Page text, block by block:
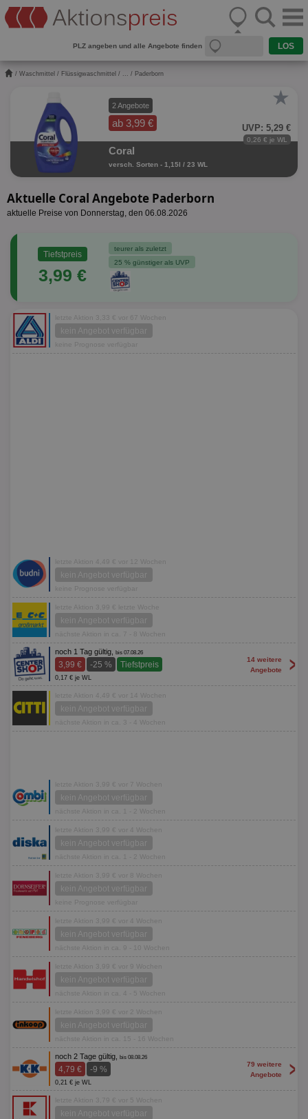
PLZ angeben und alle Angebote finden
/ Waschmittel / Flüssigwaschmittel / ... / Paderborn
2 Angebote
ab 3,99 €
★
UVP: 5,29 €
0,26 € je WL
Coral
versch. Sorten - 1,15l / 23 WL
Aktuelle Coral Angebote Paderborn
aktuelle Preise von Donnerstag, den 06.08.2026
Tiefstpreis
3,99 €
teurer als zuletzt
25 % günstiger als UVP
letzte Aktion 3,33 € vor 67 Wochen
kein Angebot verfügbar
keine Prognose verfügbar
letzte Aktion 4,49 € vor 12 Wochen
kein Angebot verfügbar
keine Prognose verfügbar
letzte Aktion 3,99 € letzte Woche
kein Angebot verfügbar
nächste Aktion in ca. 7 - 8 Wochen
noch 1 Tag gültig, bis 07.08.26
3,99 € -25 % Tiefstpreis
0,17 € je WL
14 weitere
Angebote
>
letzte Aktion 4,49 € vor 14 Wochen
kein Angebot verfügbar
nächste Aktion in ca. 3 - 4 Wochen
letzte Aktion 3,99 € vor 7 Wochen
kein Angebot verfügbar
nächste Aktion in ca. 1 - 2 Wochen
letzte Aktion 3,99 € vor 4 Wochen
kein Angebot verfügbar
nächste Aktion in ca. 1 - 2 Wochen
letzte Aktion 3,99 € vor 8 Wochen
kein Angebot verfügbar
keine Prognose verfügbar
letzte Aktion 3,99 € vor 4 Wochen
kein Angebot verfügbar
nächste Aktion in ca. 9 - 10 Wochen
letzte Aktion 3,99 € vor 9 Wochen
kein Angebot verfügbar
nächste Aktion in ca. 4 - 5 Wochen
letzte Aktion 3,99 € vor 2 Wochen
kein Angebot verfügbar
nächste Aktion in ca. 15 - 16 Wochen
noch 2 Tage gültig, bis 08.08.26
4,79 € -9 %
0,21 € je WL
79 weitere
Angebote
>
letzte Aktion 3,79 € vor 5 Wochen
kein Angebot verfügbar